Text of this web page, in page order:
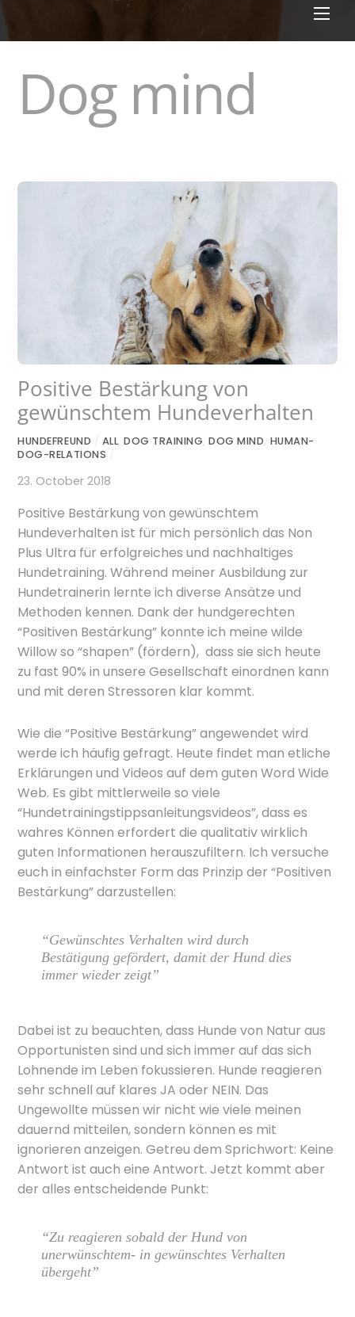
Dog mind
Positive Bestärkung von
gewünschtem Hundeverhalten
HUNDEFREUND ALL,DOG TRAINING,DOG MIND, HUMAN-
DOG-RELATIONS
23. October 2018
Positive Bestärkung von gewünschtem
Hundeverhalten ist für mich persönlich das Non
Plus Ultra für erfolgreiches und nachhaltiges
Hundetraining. Während meiner Ausbildung zur
Hundetrainerin lernte ich diverse Ansätze und
Methoden kennen. Dank der hundgerechten
“Positiven Bestärkung” konnte ich meine wilde
Willow so “shapen” (fördern), dass sie sich heute
zu fast 90% in unsere Gesellschaft einordnen kann
und mit deren Stressoren klar kommt.
Wie die “Positive Bestärkung” angewendet wird
werde ich häufig gefragt. Heute findet man etliche
Erklärungen und Videos auf dem guten Word Wide
Web. Es gibt mittlerweile so viele
“Hundetrainingstippsanleitungsvideos”, dass es
wahres Können erfordert die qualitativ wirklich
guten Informationen herauszufiltern. Ich versuche
euch in einfachster Form das Prinzip der “Positiven
Bestärkung” darzustellen:
“Gewünschtes Verhalten wird durch
Bestätigung gefördert, damit der Hund dies
immer wieder zeigt”
Dabei ist zu beauchten, dass Hunde von Natur aus
Opportunisten sind und sich immer auf das sich
Lohnende im Leben fokussieren. Hunde reagieren
sehr schnell auf klares JA oder NEIN. Das
Ungewollte müssen wir nicht wie viele meinen
dauernd mitteilen, sondern können es mit
ignorieren anzeigen. Getreu dem Sprichwort: Keine
Antwort ist auch eine Antwort. Jetzt kommt aber
der alles entscheidende Punkt:
“Zu reagieren sobald der Hund von
unerwünschtem- in gewünschtes Verhalten
übergeht”